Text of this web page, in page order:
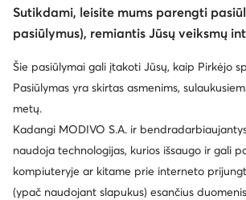
-37%
Reebok
Laisvalaikio batai · Sidabrinė
Dabartinė kaina
26,99€
Mažiausia kaina42,99 €
-40%
Reebok
18,99€
Mažiausia
Sutikdami, leisite mums parengti
pasiūlymus), remiantis Jūsų veiksmų
Šie pasiūlymai gali įtakoti Jūsų, kaip Pirkėjo
Pasiūlymas yra skirtas asmenims,
metų.
Kadangi MODIVO S.A. ir
naudoja technologijas, kurios išsaugo ir gali
kompiuteryje ar kitame prie interneto
(ypač naudojant slapukus) esančius